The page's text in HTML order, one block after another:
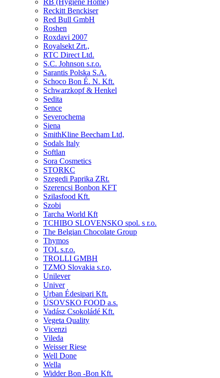
Reckitt Benckiser
Red Bull GmbH
Roshen
Roxdavi 2007
Royalsekt Zrt.,
RTC Direct Ltd.
S.C. Johnson s.r.o.
Sarantis Polska S.A.
Schoco Bon É. N. Kft.
Schwarzkopf & Henkel
Sedita
Sence
Severochema
Siena
SmithKline Beecham Ltd,
Sodals Italy
Softlan
Sora Cosmetics
STORKC
Szegedi Paprika ZRt.
Szerencsi Bonbon KFT
Szilasfood Kft.
Szobi
Tarcha World Kft
TCHIBO SLOVENSKO spol. s r.o.
The Belgian Chocolate Group
Thymos
TOL s.r.o.
TROLLI GMBH
TZMO Slovakia s.r.o,
Unilever
Univer
Urban Édesipari Kft.
ÚSOVSKO FOOD a.s.
Vadász Csokoládé Kft.
Vegeta Quality
Vicenzi
Vileda
Weisser Riese
Well Done
Wella
Widder Bon -Bon Kft.